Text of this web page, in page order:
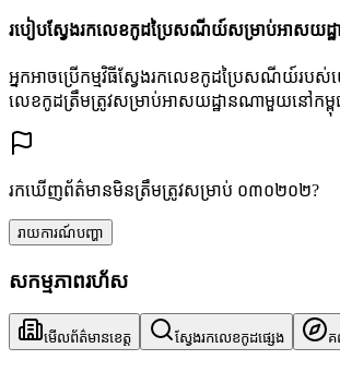
របៀបស្វែងរកលេខកូដប្រៃសណីយ៍សម្រាប់អាសយដ្ឋ
អ្នកអាចប្រើកម្មវិធីស្វែងរកលេខកូដប្រៃសណីយ៍របស់យ
លេខកូដត្រឹមត្រូវសម្រាប់អាសយដ្ឋានណាមួយនៅកម្ពុ
រកឃើញព័ត៌មានមិនត្រឹមត្រូវសម្រាប់ ០៣០២០២?
រាយការណ៍បញ្ហា
សកម្មភាពរហ័ស
មើលព័ត៌មានខេត្ត ស្វែងរកលេខកូដផ្សេង គ